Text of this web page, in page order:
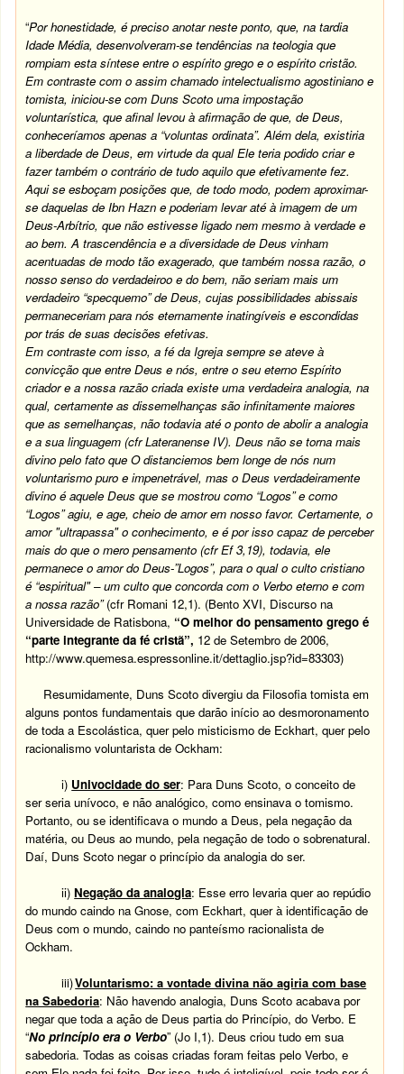
“Por honestidade, é preciso anotar neste ponto, que, na tardia
Idade Média, desenvolveram-se tendências na teologia que
rompiam esta síntese entre o espírito grego e o espírito cristão.
Em contraste com o assim chamado intelectualismo agostiniano e
tomista, iniciou-se com Duns Scoto uma impostação
voluntarística, que afinal levou à afirmação de que, de Deus,
conheceríamos apenas a “voluntas ordinata”. Além dela, existiria
a liberdade de Deus, em virtude da qual Ele teria podido criar e
fazer também o contrário de tudo aquilo que efetivamente fez.
Aqui se esboçam posições que, de todo modo, podem aproximar-
se daquelas de Ibn Hazn e poderiam levar até à imagem de um
Deus-Arbítrio, que não estivesse ligado nem mesmo à verdade e
ao bem. A trascendência e a diversidade de Deus vinham
acentuadas de modo tão exagerado, que também nossa razão, o
nosso senso do verdadeiroo e do bem, não seriam mais um
verdadeiro “specquemo” de Deus, cujas possibilidades abissais
permaneceriam para nós eternamente inatingíveis e escondidas
por trás de suas decisões efetivas.
Em contraste com isso, a fé da Igreja sempre se ateve à
convicção que entre Deus e nós, entre o seu eterno Espírito
criador e a nossa razão criada existe uma verdadeira analogia, na
qual, certamente as dissemelhanças são infinitamente maiores
que as semelhanças, não todavia até o ponto de abolir a analogia
e a sua linguagem (cfr Lateranense IV). Deus não se torna mais
divino pelo fato que O distanciemos bem longe de nós num
voluntarismo puro e impenetrável, mas o Deus verdadeiramente
divino é aquele Deus que se mostrou como “Logos” e como
“Logos” agiu, e age, cheio de amor em nosso favor. Certamente, o
amor "ultrapassa" o conhecimento, e é por isso capaz de perceber
mais do que o mero pensamento (cfr Ef 3,19), todavia, ele
permanece o amor do Deus-”Logos”, para o qual o culto cristiano
é “espiritual" – um culto que concorda com o Verbo eterno e com
a nossa razão”(cfr Romani 12,1). (Bento XVI, Discurso na
Universidade de Ratisbona, “O melhor do pensamento grego é
“parte integrante da fé cristã”, 12 de Setembro de 2006,
http://www.quemesa.espressonline.it/dettaglio.jsp?id=83303)
Resumidamente, Duns Scoto divergiu da Filosofia tomista em
alguns pontos fundamentais que darão início ao desmoronamento
de toda a Escolástica, quer pelo misticismo de Eckhart, quer pelo
racionalismo voluntarista de Ockham:
i) Univocidade do ser: Para Duns Scoto, o conceito de
ser seria unívoco, e não analógico, como ensinava o tomismo.
Portanto, ou se identificava o mundo a Deus, pela negação da
matéria, ou Deus ao mundo, pela negação de todo o sobrenatural.
Daí, Duns Scoto negar o princípio da analogia do ser.
ii)Negação da analogia: Esse erro levaria quer ao repúdio
do mundo caindo na Gnose, com Eckhart, quer à identificação de
Deus com o mundo, caindo no panteísmo racionalista de
Ockham.
iii)Voluntarismo: a vontade divina não agiria com base
na Sabedoria: Não havendo analogia, Duns Scoto acabava por
negar que toda a ação de Deus partia do Princípio, do Verbo. E
“No princípio era o Verbo” (Jo I,1). Deus criou tudo em sua
sabedoria. Todas as coisas criadas foram feitas pelo Verbo, e